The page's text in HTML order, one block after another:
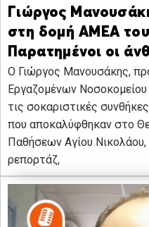
Γιώργος
στη δομή ΑΜΕΑ
Παρατημένοι οι
Ο Γιώργος Μανουσάκης,
Εργαζομένων Νοσοκομείου
τις σοκαριστικές
που αποκαλύφθηκαν στο
Παθήσεων Αγίου
ρεπορτάζ,